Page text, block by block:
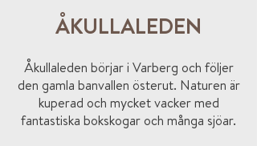
ÅKULLALEDEN
Åkullaleden börjar i Varberg och följer
den gamla banvallen österut. Naturen är
kuperad och mycket vacker med
fantastiska bokskogar och många sjöar.